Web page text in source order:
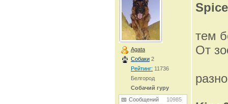
Agata
Собаки 2
Рейтинг: 11736
Белгород
Собачий гуру
Сообщений 10985
Spice
тем
От